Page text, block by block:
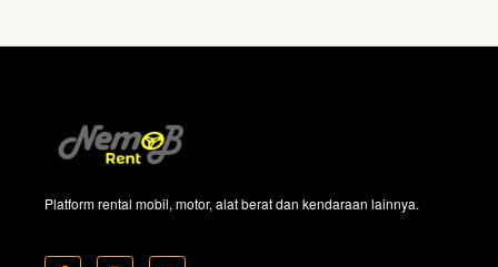
Platform rental mobil, motor, alat berat dan kendaraan lainnya.